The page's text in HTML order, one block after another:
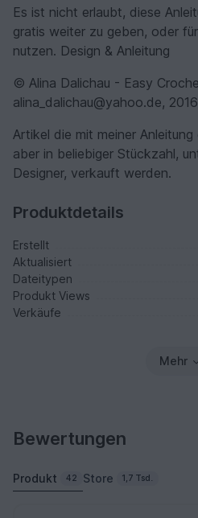
Es ist nicht erlaubt, diese
gratis weiter zu geben, oder
nutzen. Design & Anleitung
© Alina Dalichau - Easy
alina_dalichau@yahoo.de,
Artikel die mit meiner
aber in beliebiger Stückzahl,
Designer, verkauft werden.
Produktdetails
Erstellt
Aktualisiert
Dateitypen
Produkt Views
Verkäufe
Mehr
Bewertungen
Produkt 42 Store 1,7 Tsd.